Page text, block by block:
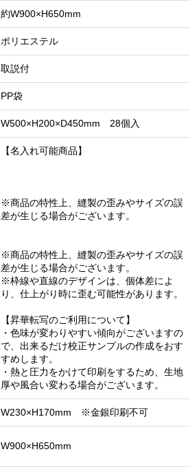
約W900×H650mm
ポリエステル
取説付
PP袋
W500×H200×D450mm 28個入
【名入れ可能商品】
※商品の特性上、縫製の歪みやサイズの誤
差が生じる場合がございます。
※商品の特性上、縫製の歪みやサイズの誤
差が生じる場合がございます。
※枠線や直線のデザインは、個体差によ
り、仕上がり時に歪む可能性があります。
【昇華転写のご利用について】
・色味が変わりやすい傾向がございますの
で、出来るだけ校正サンプルの作成をおす
すめします。
・熱と圧力をかけて印刷をするため、生地
厚や風合い変わる場合がございます。
W230×H170mm ※金銀印刷不可
W900×H650mm